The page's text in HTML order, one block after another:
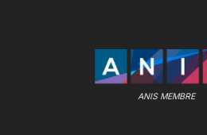
ANIS MEMBRE